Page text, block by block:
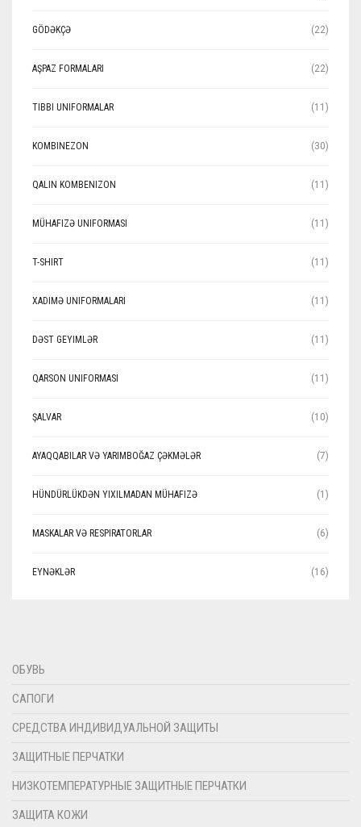
GÖDƏKÇƏ (22)
AŞPAZ FORMALARI (22)
TIBBI UNIFORMALAR (11)
KOMBINEZON (30)
QALIN KOMBENIZON (11)
MÜHAFIZƏ UNIFORMASI (11)
T-SHIRT (11)
XADIMƏ UNIFORMALARI (11)
DƏST GEYIMLƏR (11)
QARSON UNIFORMASI (11)
ŞALVAR (10)
AYAQQABILAR VƏ YARIMBOĞAZ ÇƏKMƏLƏR (7)
HÜNDÜRLÜKDƏN YIXILMADAN MÜHAFIZƏ (1)
MASKALAR VƏ RESPIRATORLAR (6)
EYNƏKLƏR (16)
ОБУВЬ
САПОГИ
СРЕДСТВА ИНДИВИДУАЛЬНОЙ ЗАЩИТЫ
ЗАЩИТНЫЕ ПЕРЧАТКИ
НИЗКОТЕМПЕРАТУРНЫЕ ЗАЩИТНЫЕ ПЕРЧАТКИ
ЗАЩИТА КОЖИ